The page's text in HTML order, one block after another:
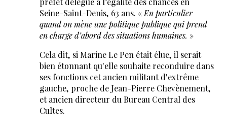
Seine-Saint-Denis, 63 ans. « En particulier
quand on mène une politique publique qui prend
en charge d’abord des situations humaines. »
Cela dit, si Marine Le Pen était élue, il serait
bien étonnant qu'elle souhaite reconduire dans
ses fonctions cet ancien militant d'extrême
gauche, proche de Jean-Pierre Chevènement,
et ancien directeur du Bureau Central des
Cultes.